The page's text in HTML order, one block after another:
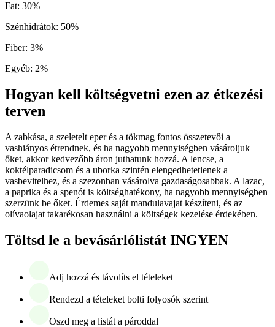
Fat: 30%
Szénhidrátok: 50%
Fiber: 3%
Egyéb: 2%
Hogyan kell költségvetni ezen az étkezési
terven
A zabkása, a szeletelt eper és a tökmag fontos összetevői a
vashiányos étrendnek, és ha nagyobb mennyiségben vásároljuk
őket, akkor kedvezőbb áron juthatunk hozzá. A lencse, a
koktélparadicsom és a uborka szintén elengedhetetlenek a
vasbevitelhez, és a szezonban vásárolva gazdaságosabbak. A lazac,
a paprika és a spenót is költséghatékony, ha nagyobb mennyiségben
szerzünk be őket. Érdemes saját mandulavajat készíteni, és az
olívaolajat takarékosan használni a költségek kezelése érdekében.
Töltsd le a bevásárlólistát INGYEN
Adj hozzá és távolíts el tételeket
Rendezd a tételeket bolti folyosók szerint
Oszd meg a listát a pároddal